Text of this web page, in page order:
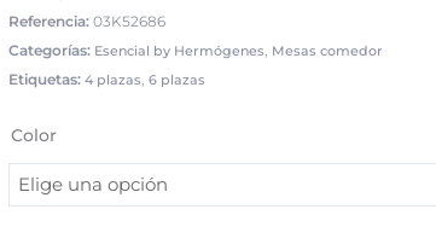
Referencia: 03K52686
Categorías: Esencial by Hermógenes, Mesas comedor
Etiquetas: 4 plazas, 6 plazas
Color
de
comedor
extensible
190x90